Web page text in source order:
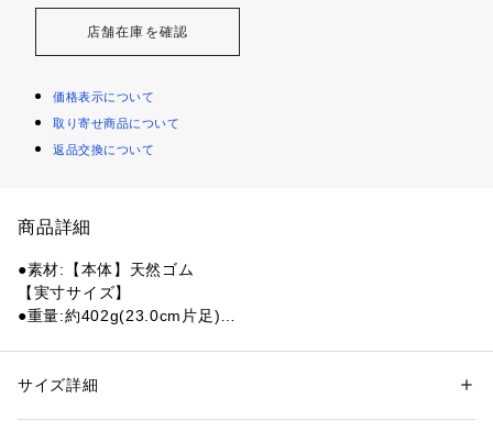
店舗在庫を確認
価格表示について
取り寄せ商品について
返品交換について
商品詳細
●素材:【本体】天然ゴム
【実寸サイズ】
●重量:約402g(23.0cm片足)
●メーカーカラー表記:CACAO
性別：レディース
サイズ詳細